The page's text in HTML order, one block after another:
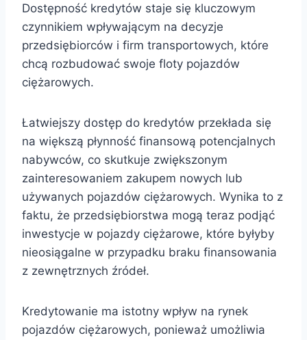
Dostępność kredytów staje się kluczowym
czynnikiem wpływającym na decyzje
przedsiębiorców i firm transportowych, które
chcą rozbudować swoje floty pojazdów
ciężarowych.
Łatwiejszy dostęp do kredytów przekłada się
na większą płynność finansową potencjalnych
nabywców, co skutkuje zwiększonym
zainteresowaniem zakupem nowych lub
używanych pojazdów ciężarowych. Wynika to z
faktu, że przedsiębiorstwa mogą teraz podjąć
inwestycje w pojazdy ciężarowe, które byłyby
nieosiągalne w przypadku braku finansowania
z zewnętrznych źródeł.
Kredytowanie ma istotny wpływ na rynek
pojazdów ciężarowych, ponieważ umożliwia